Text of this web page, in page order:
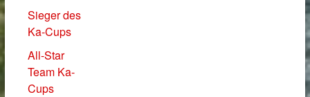
Sieger des
Ka-Cups
All-Star
Team Ka-
Cups